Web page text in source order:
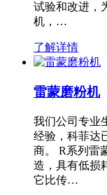
试验和改进，
机，…
了解详情
雷蒙磨粉机
我们公司专业
经验，科菲达
商。 R系列雷
造，具有低损
它比传…